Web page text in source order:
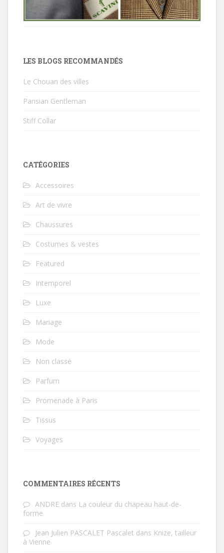
LES BLOGS RECOMMANDÉS
Le Chouan des villes
Parisian Gentleman
Stiff Collar
CATÉGORIES
Accessoires
Art de vivre
Chaussures
Costumes & vestes
Featured
Intemporel
Luxe
Mariage
Mode
Non classé
Parfum
Promenade à Paris
Tissus
Voyages
COMMENTAIRES RÉCENTS
ANDRE dans La couleur du chapeau haut-de-
forme
Jean Julien PASCALET Pascalet dans Knize, tailleur
à Vienne